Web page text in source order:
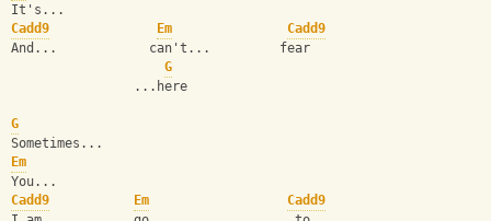
It's...
Cadd9
Em
Cadd9
And...            can't...         fear
G
                ...here
G
Sometimes...
Em
You...
Cadd9
Em
Cadd9